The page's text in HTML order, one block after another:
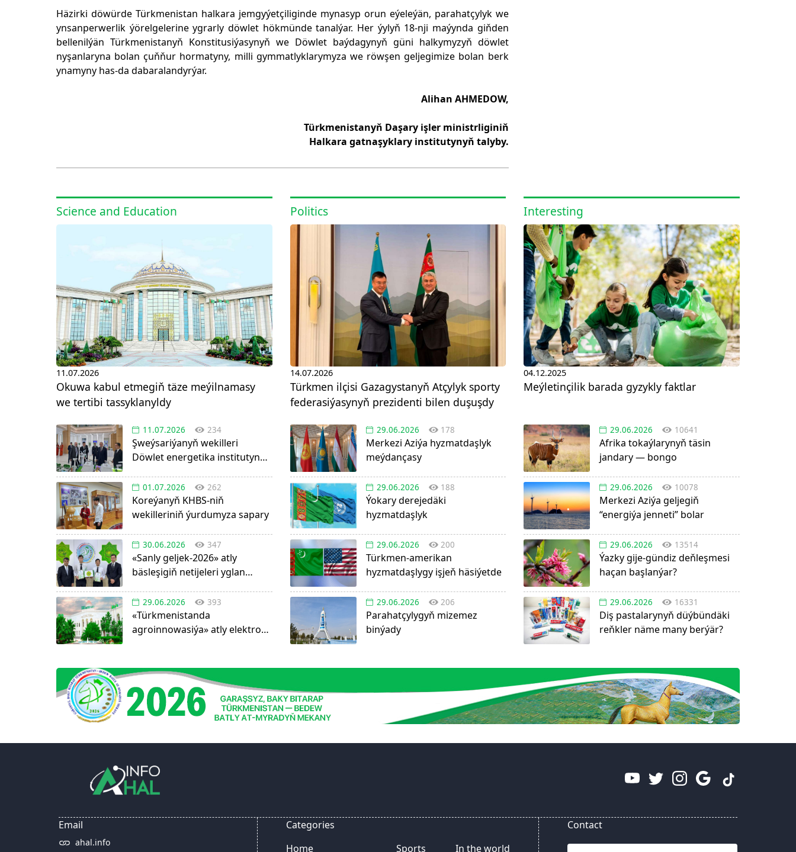
Häzirki döwürde Türkmenistan halkara jemgyýetçiliginde mynasyp orun eýeleýän, parahatçylyk we
ynsanperwerlik ýörelgelerine ygrarly döwlet hökmünde tanalýar. Her ýylyň 18-nji maýynda giňden
bellenilýän Türkmenistanyň Konstitusiýasynyň we Döwlet baýdagynyň güni halkymyzyň döwlet
nyşanlaryna bolan çuňňur hormatyny, milli gymmatlyklarymyza we röwşen geljegimize bolan berk
ynamyny has-da dabaralandyrýar.
Alihan AHMEDOW,
Türkmenistanyň Daşary işler ministrliginiň
Halkara gatnaşyklary institutynyň talyby.
Science and Education
11.07.2026
Okuwa kabul etmegiň täze meýilnamasy
we tertibi tassyklanyldy
11.07.2026 234
Şweýsariýanyň wekilleri
Döwlet energetika institutynda
01.07.2026 262
Koreýanyň KHBS-niň
wekilleriniň ýurdumyza sapary
30.06.2026 347
«Sanly geljek-2026» atly
bäsleşigiň netijeleri yglan
29.06.2026 393
«Türkmenistanda
agroinnowasiýa» atly elektron
Politics
14.07.2026
Türkmen ilçisi Gazagystanyň Atçylyk sporty
federasiýasynyň prezidenti bilen duşuşdy
29.06.2026 178
Merkezi Aziýa hyzmatdaşlyk
meýdançasy
29.06.2026 188
Ýokary derejedäki
hyzmatdaşlyk
29.06.2026 200
Türkmen-amerikan
hyzmatdaşlygy işjeň häsiýetde
29.06.2026 206
Parahatçylygyň mizemez
binýady
Interesting
04.12.2025
Meýletinçilik barada gyzykly faktlar
29.06.2026 10641
Afrika tokaýlarynyň täsin
jandary — bongo
29.06.2026 10078
Merkezi Aziýa geljegiň
“energiýa jenneti” bolar
29.06.2026 13514
Ýazky gije-gündiz deňleşmesi
haçan başlanýar?
29.06.2026 16331
Diş pastalarynyň düýbündäki
reňkler näme many berýär?
Email
ahal.info
Categories
Home
Sports In the world
Contact